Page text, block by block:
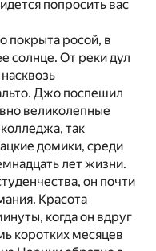
попросить вас
покрыта росой, в
солнце. От реки дул
Джо поспешил
великолепные
так
домики, среди
лет жизни.
он почти
Красота
когда он вдруг
коротких месяцев